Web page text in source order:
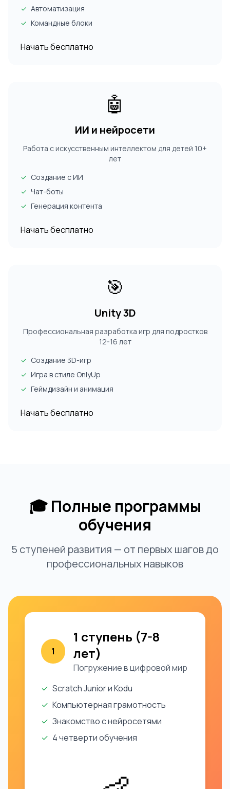
✓ Автоматизация
✓ Командные блоки
Начать бесплатно
🤖
ИИ и нейросети
Работа с искусственным интеллектом для детей 10+
лет
✓ Создание с ИИ
✓ Чат-боты
✓ Генерация контента
Начать бесплатно
🎯
Unity 3D
Профессиональная разработка игр для подростков
12-16 лет
✓ Создание 3D-игр
✓ Игра в стиле OnlyUp
✓ Геймдизайн и анимация
Начать бесплатно
🎓 Полные программы
обучения
5 ступеней развития — от первых шагов до
профессиональных навыков
1
1 ступень (7-8
лет)
Погружение в цифровой мир
✓ Scratch Junior и Kodu
✓ Компьютерная грамотность
✓ Знакомство с нейросетями
✓ 4 четверти обучения